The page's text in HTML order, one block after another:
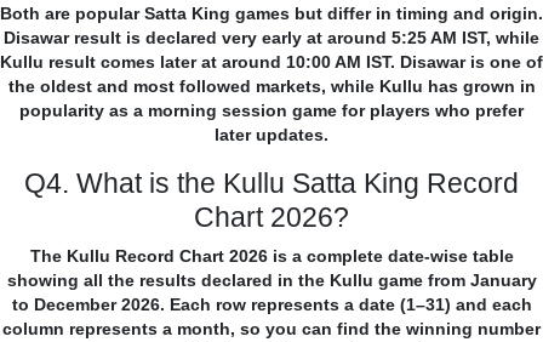
Both are popular Satta King games but differ in timing and origin.
Disawar result is declared very early at around 5:25 AM IST, while
Kullu result comes later at around 10:00 AM IST. Disawar is one of
the oldest and most followed markets, while Kullu has grown in
popularity as a morning session game for players who prefer
later updates.
Q4. What is the Kullu Satta King Record
Chart 2026?
The Kullu Record Chart 2026 is a complete date-wise table
showing all the results declared in the Kullu game from January
to December 2026. Each row represents a date (1–31) and each
column represents a month, so you can find the winning number